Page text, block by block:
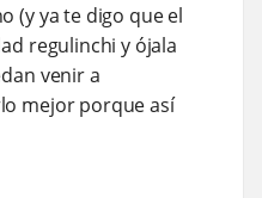
(y ya te digo que el
regulinchi y ójala
venir a
mejor porque así